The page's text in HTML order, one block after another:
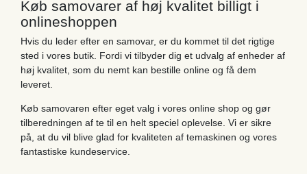
Køb samovarer af høj kvalitet billigt i
onlineshoppen
Hvis du leder efter en samovar, er du kommet til det rigtige
sted i vores butik. Fordi vi tilbyder dig et udvalg af enheder af
høj kvalitet, som du nemt kan bestille online og få dem
leveret.
Køb samovaren efter eget valg i vores online shop og gør
tilberedningen af ​​te til en helt speciel oplevelse. Vi er sikre
på, at du vil blive glad for kvaliteten af temaskinen og vores
fantastiske kundeservice.